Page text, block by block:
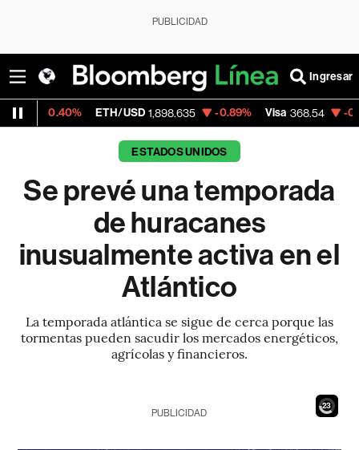
PUBLICIDAD
Ingresar
ETH/USD 1,898.635 -0.89% Visa 368.54 -0.28%
ESTADOS UNIDOS
Se prevé una temporada
de huracanes
inusualmente activa en el
Atlántico
La temporada atlántica se sigue de cerca porque las
tormentas pueden sacudir los mercados energéticos,
agrícolas y financieros.
21
PUBLICIDAD